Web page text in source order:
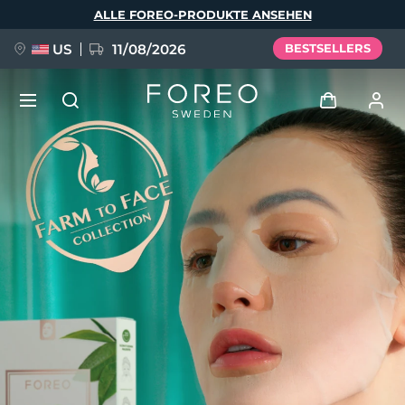
ALLE FOREO-PRODUKTE ANSEHEN
US 11/08/2026 BESTSELLERS
Anmelden
Benutzerkonto
Meine Geräte
Meine Bestellungen
Meine Adressen
Meine Abonnements
NEU
FAQ™ Pure Beauty-Tech Elixir
BREAKING NEWS
issa™ Teeth Whitening Set
Sprache
English Deutsch
Español
Italiano
Português
Svenska
Русский
Türkçe
简体中文 繁體中文